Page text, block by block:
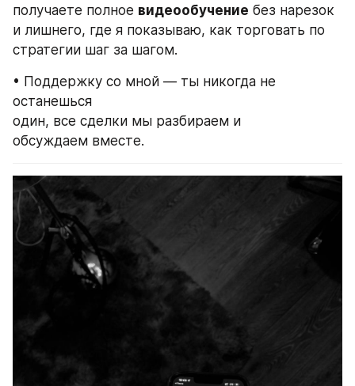
получаете полное видеообучение без нарезок
и лишнего, где я показываю, как торговать по
стратегии шаг за шагом.
• Поддержку со мной — ты никогда не
останешься
один, все сделки мы разбираем и
обсуждаем вместе.